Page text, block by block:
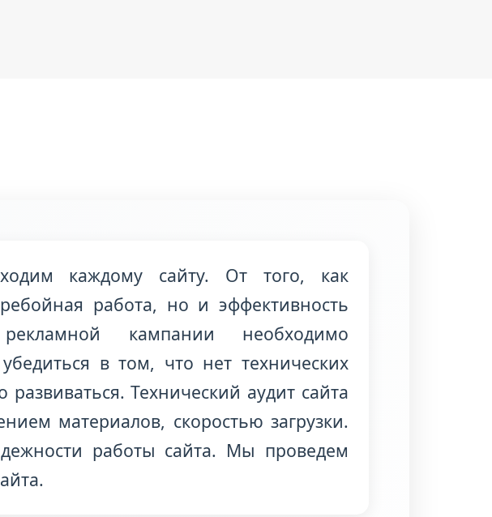
каждому сайту. От того, как
работа, но и эффективность
кампании необходимо
в том, что нет технических
Технический аудит сайта
материалов, скоростью загрузки.
работы сайта. Мы проведем